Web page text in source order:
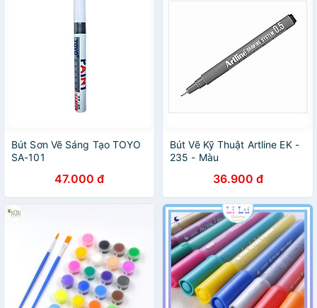
Bút Sơn Vẽ Sáng Tạo TOYO
SA-101
47.000 đ
Bút Vẽ Kỹ Thuật Artline EK -
235 - Màu
36.900 đ